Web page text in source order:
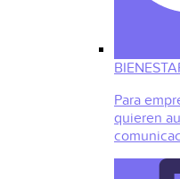
Para
quieren